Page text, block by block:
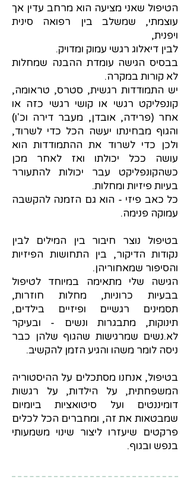
​הטיפול שאני מציעה הוא מרחב עדין אך
עוצמתי, שמשלב בין רפואה סינית
ויפנית,
לבין דיאלוג רגשי עמוק ומדויק.
בבסיס הגישה עומדת ההבנה שמחלות
לא קורות במקרה.
יש התמודדות רגשית, סטרס, טראומה,
קונפליקט רגשי או קושי רגשי כזה או
אחר (פרידה, אובדן, מעבר דירה וכ'ו)
והגוף מבחינתו יעשה הכל כדי לשרוד,
ולכן כדי לשרוד את ההתמודדות הוא
עושה ככל יכולתו ואז לאחר מכן
כשהקונפליקט עבר יכולות להתעורר
בעיות פיזיות ומחלות.
כל כאב פיזי - הוא גם הזמנה להקשבה
עמוקה פנימה.
בטיפול נוצר חיבור בין המילים לבין
נקודות הדיקור, בין התחושות הפיזיות
והסיפור שמאחוריהן.
הגישה שלי מתאימה במיוחד לטיפול
בבעיות כרוניות, מחלות חוזרות,
תסמינים רגשיים ופיזיים בילדים,
תינוקות, מתבגרות ונשים - ובעיקר
לא.נשים שמרגישות שהגוף שלהן כבר
ניסה לומר משהו והגיע הזמן להקשיב.
בטיפול, אנחנו מסתכלים על ההיסטוריה
המשפחתית, על הילדות, על רגשות
דומיננטים ועל סיטואציות ביומיום
שמבטאות את זה, ומחברים הכל לכלים
פרקטים שיעזרו ליצור שינוי משמעותי
בנפש ובגוף.